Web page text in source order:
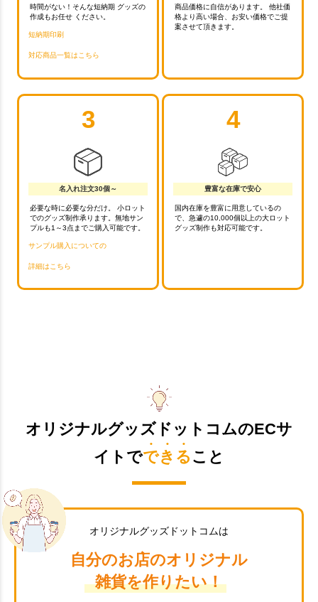
時間がない！そんな短納期 グッズの
作成もお任せ ください。
短納期印刷
対応商品一覧はこちら
商品価格に自信があります。 他社価
格より高い場合、お安い価格でご提
案させて頂きます。
3
名入れ注文30個～
必要な時に必要な分だけ。 小ロット
でのグッズ制作承ります。無地サン
プルも1～3点までご購入可能です。
サンプル購入についての
詳細はこちら
4
豊富な在庫で安心
国内在庫を豊富に用意しているの
で、急遽の10,000個以上の大ロット
グッズ制作も対応可能です。
オリジナルグッズドットコムのECサ
イトでできる こと
オリジナルグッズドットコムは
自分のお店のオリジナル
雑貨を作りたい！